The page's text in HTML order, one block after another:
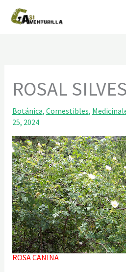
contenido
ROSAL
Botánica, Comestibles,
25, 2024
ROSA CANINA